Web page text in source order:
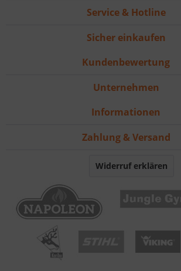
Service & Hotline
Sicher einkaufen
Kundenbewertung
Unternehmen
Informationen
Zahlung & Versand
Widerruf erklären